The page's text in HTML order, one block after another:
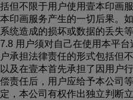
括但不限于用户使用壹本印画
本印画服务产生的一切后果。
系统造成的损坏或数据的丢失
7.8 用户须对自己在使用本平
户承担法律责任的形式包括但
以及在壹本首先承担了因用户
偿责任后，用户应给予本公司
定，本公司有权作出独立判断